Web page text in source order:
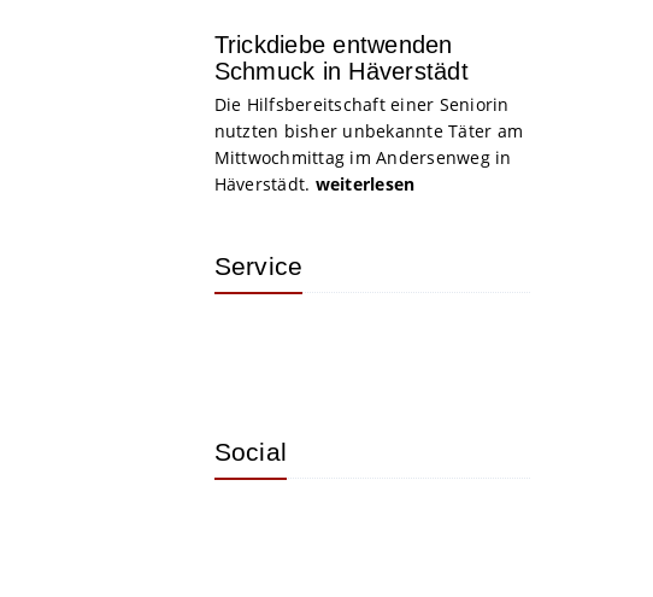
Trickdiebe entwenden
Schmuck in Häverstädt
Die Hilfsbereitschaft einer Seniorin
nutzten bisher unbekannte Täter am
Mittwochmittag im Andersenweg in
Häverstädt. weiterlesen
Service
Social